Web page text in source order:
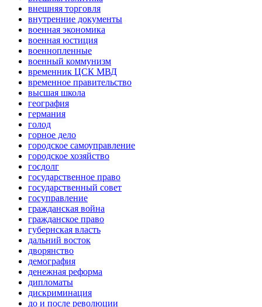
внешняя торговля
внутренние документы
военная экономика
военная юстиция
военнопленные
военный коммунизм
временник ЦСК МВД
временное правительство
высшая школа
география
германия
голод
горное дело
городское самоуправление
городское хозяйство
госдолг
государственное право
государственный совет
госуправление
гражданская война
гражданское право
губернская власть
дальний восток
дворянство
демография
денежная реформа
дипломаты
дискриминация
до и после революции